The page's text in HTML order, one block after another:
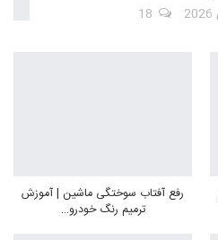
رفع آفتاب سوختگی ماشین | آموزش
ترمیم رنگ خودرو…